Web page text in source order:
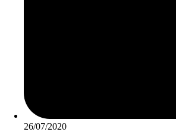
26/07/2020